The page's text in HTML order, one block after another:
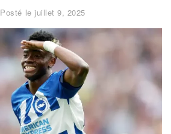
Posté le juillet 9, 2025